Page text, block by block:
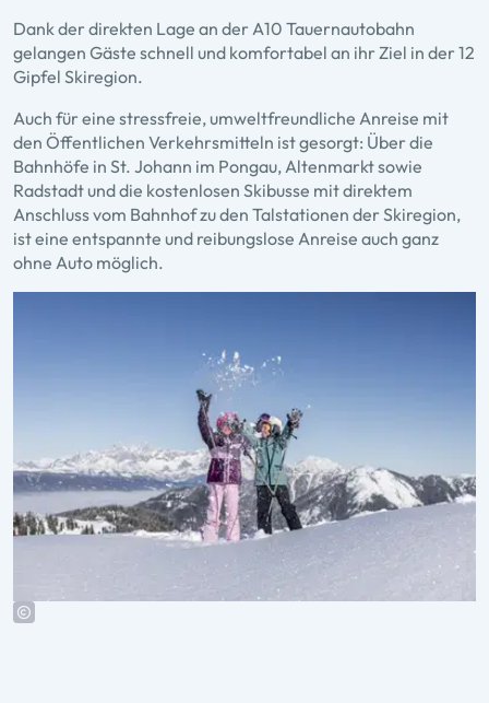
Dank der direkten Lage an der A10 Tauernautobahn
gelangen Gäste schnell und komfortabel an ihr Ziel in der 12
Gipfel Skiregion.
Auch für eine stressfreie, umweltfreundliche Anreise mit
den Öffentlichen Verkehrsmitteln ist gesorgt: Über die
Bahnhöfe in St. Johann im Pongau, Altenmarkt sowie
Radstadt und die kostenlosen Skibusse mit direktem
Anschluss vom Bahnhof zu den Talstationen der Skiregion,
ist eine entspannte und reibungslose Anreise auch ganz
ohne Auto möglich.